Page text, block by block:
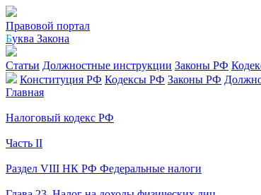
Правовой портал
Буква Закона
Статьи Должностные инструкции Законы РФ
Конституция РФ Кодексы РФ Законы РФ
Главная
Налоговый кодекс РФ
Часть II
Раздел VIII НК РФ Федеральные налоги